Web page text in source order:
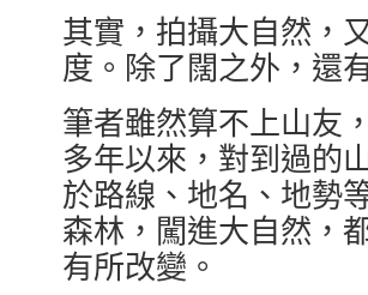
其實，拍攝大自然，
度。除了闊之外，還
筆者雖然算不上山友
多年以來，對到過的
於路線、地名、地勢
森林，闖進大自然，
有所改變。